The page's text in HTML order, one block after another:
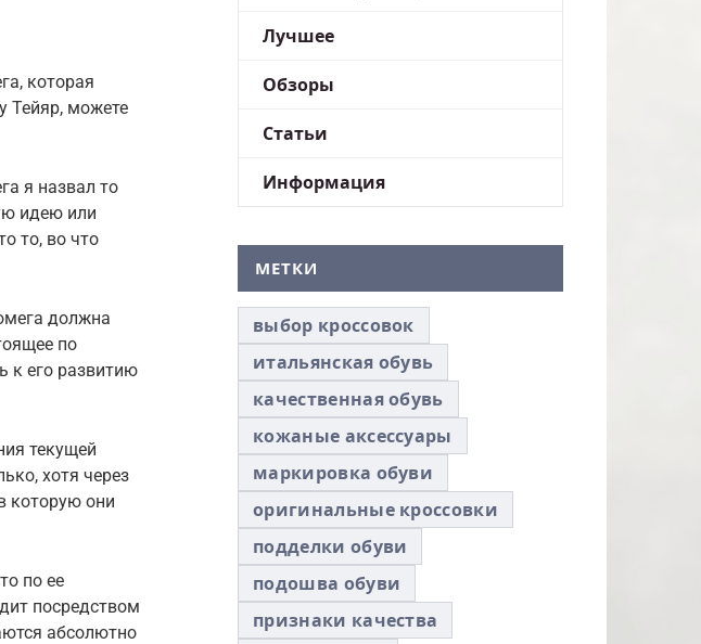
которая
Тейяр, можете
я назвал то
идею или
то, во что
должна
по
к его развитию
текущей
хотя через
которую они
по ее
посредством
абсолютно
Лучшее
Обзоры
Статьи
Информация
МЕТКИ
выбор кроссовок
итальянская обувь
качественная обувь
кожаные аксессуары
маркировка обуви
оригинальные кроссовки
подделки обуви
подошва обуви
признаки качества